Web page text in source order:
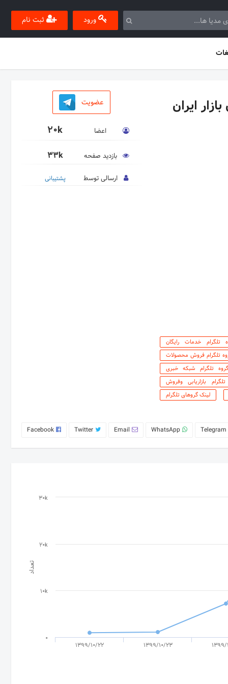
ورود ثبت نام
ایران
تلگرام خدمات رایگان
تلگرام فروش محصولات
گروه تلگرام شبکه خبری
بازاریابی وفروش
لینک گروهای تلگرام
عضویت
اعضا 20k
بازدید صفحه 33k
ارسالی توسط پشتیبانی
Telegram
WhatsApp
Email
Twitter
Facebook
تعداد
1399/10/22 1399/10/23 1399/
0
10k
20k
30k